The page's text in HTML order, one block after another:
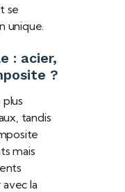
se
unique.
: acier,
?
plus
tandis
mais
la